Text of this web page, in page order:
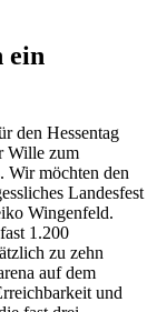
ein
den Hessentag
Wille zum
Wir möchten den
Landesfest
Wingenfeld.
1.200
zu zehn
auf dem
und